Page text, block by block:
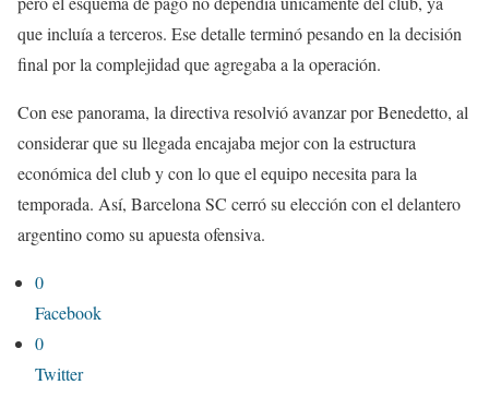
que incluía a terceros. Ese detalle terminó pesando en la decisión
final por la complejidad que agregaba a la operación.
Con ese panorama, la directiva resolvió avanzar por Benedetto, al
considerar que su llegada encajaba mejor con la estructura
económica del club y con lo que el equipo necesita para la
temporada. Así, Barcelona SC cerró su elección con el delantero
argentino como su apuesta ofensiva.
0
Facebook
0
Twitter